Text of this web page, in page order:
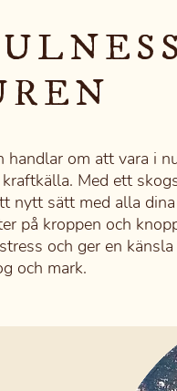
handlar om att vara i
Med ett
nytt sätt med alla
på kroppen och
och ger en
och mark.